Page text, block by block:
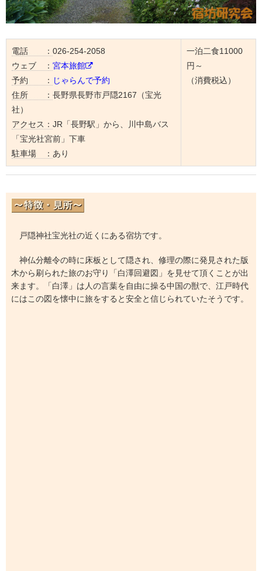
電話 ： 026-254-2058
ウェブ ： 宮本旅館
予約 ： じゃらんで予約
住所 ： 長野県長野市戸隠2167（宝光
社）
アクセス： JR「長野駅」から、川中島バス
「宝光社宮前」下車
駐車場 ： あり
一泊二食11000
円～
（消費税込）
戸隠神社宝光社の近くにある宿坊です。
神仏分離令の時に床板として隠され、修理の際に発見された版
木から刷られた旅のお守り「白澤回避図」を見せて頂くことが出
来ます。「白澤」は人の言葉を自由に操る中国の獣で、江戸時代
にはこの図を懐中に旅をすると安全と信じられていたそうです。